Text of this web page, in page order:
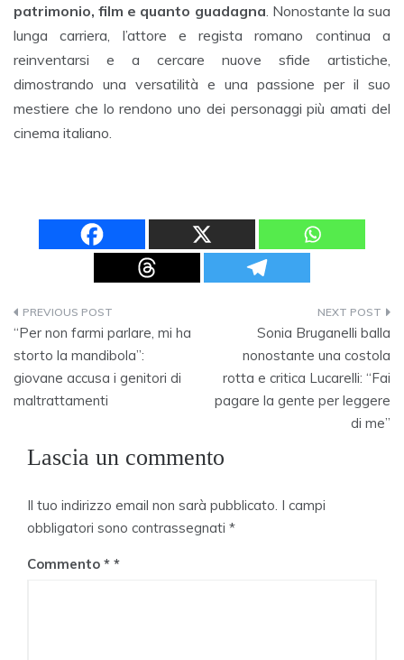
patrimonio, film e quanto guadagna . Nonostante la sua
lunga carriera, l’attore e regista romano continua a
reinventarsi e a cercare nuove sfide artistiche,
dimostrando una versatilità e una passione per il suo
mestiere che lo rendono uno dei personaggi più amati del
cinema italiano.
Navigazione
articoli
“Per non farmi parlare, mi ha
storto la mandibola”:
giovane accusa i genitori di
maltrattamenti
Sonia Bruganelli balla
nonostante una costola
rotta e critica Lucarelli: “Fai
pagare la gente per leggere
di me”
Lascia un commento
Il tuo indirizzo email non sarà pubblicato. I campi
obbligatori sono contrassegnati *
Commento *